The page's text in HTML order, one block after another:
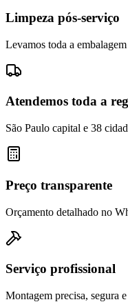
Limpeza pós-serviço
Levamos toda a
Atendemos toda a
São Paulo capital e 38
Preço transparente
Orçamento detalhado no
Serviço profissional
Montagem precisa, segura